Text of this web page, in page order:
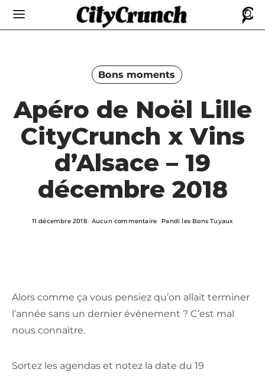
Bons moments
Apéro de Noël Lille
CityCrunch x Vins
d’Alsace – 19
décembre 2018
11 décembre 2018 Aucun commentaire Pandi les Bons Tuyaux
Alors comme ça vous pensiez qu’on allait terminer
l’année sans un dernier événement ? C’est mal
nous connaitre.
Sortez les agendas et notez la date du 19